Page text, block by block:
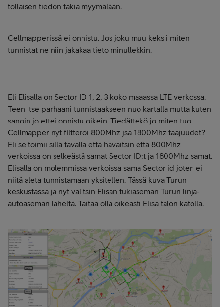
tollaisen tiedon takia myymälään.
Cellmapperissä ei onnistu. Jos joku muu keksii miten
tunnistat ne niin jakakaa tieto minullekkin.
Eli Elisalla on Sector ID 1, 2, 3 koko maaassa LTE verkossa.
Teen itse parhaani tunnistaakseen nuo kartalla mutta kuten
sanoin jo ettei onnistu oikein. Tiedättekö jo miten tuo
Cellmapper nyt filtteröi 800Mhz jsa 1800Mhz taajuudet?
Eli se toimii sillä tavalla että havaitsin että 800Mhz
verkoissa on selkeästä samat Sector ID:t ja 1800Mhz samat.
Elisalla on molemmissa verkoissa sama Sector id joten ei
niitä aleta tunnistamaan yksitellen. Tässä kuva Turun
keskustassa ja nyt valitsin Elisan tukiaseman Turun linja-
autoaseman läheltä. Taitaa olla oikeasti Elisa talon katolla.